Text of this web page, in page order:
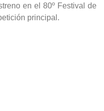
en el 80º Festival de
principal.